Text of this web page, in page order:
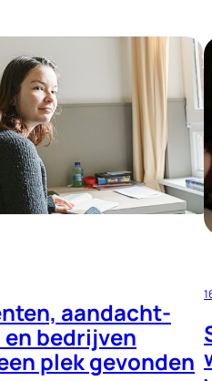
INGEVULD-
HR-
aandacht-
bedrijven
plek gevonden